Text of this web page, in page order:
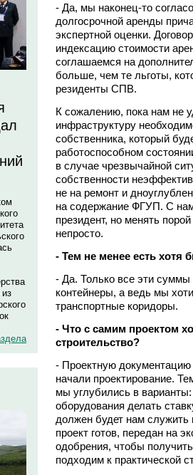
- Да, мы наконец-то
долгосрочной аренды
экспертной оценки.
индексацию стоимости
соглашаемся на
больше, чем те льготы,
резиденты СПВ.
К сожалению, пока нам не
инфраструктуру
собственника, который
работоспособном
в случае чрезвычайной
собственности
не на ремонт и
на содержание ФГУП. С
президент, но менять
непросто.
- Тем не менее есть
- Да. Только все эти
контейнеры, а ведь мы
транспортные коридоры.
- Что с самим проектом
строительство?
- Проектную документацию
начали проектирование.
мы углубились в варианты:
оборудования делать
должен будет нам служить
проект готов, передан на
одобрения, чтобы
подходим к практической